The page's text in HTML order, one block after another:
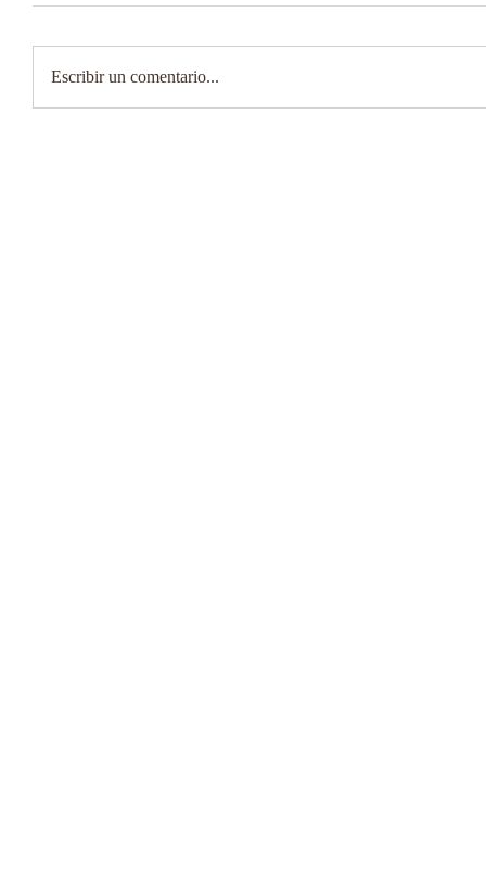
Escribir un comentario...